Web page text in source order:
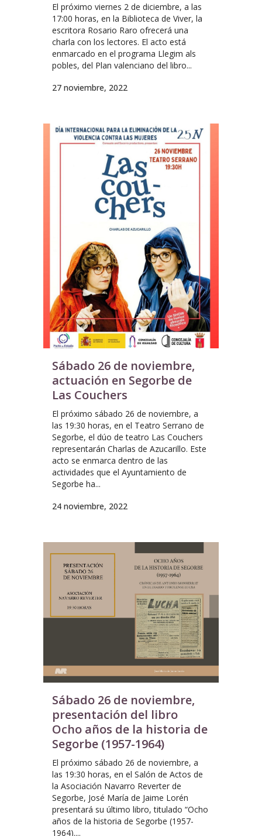
El próximo viernes 2 de diciembre, a las
17:00 horas, en la Biblioteca de Viver, la
escritora Rosario Raro ofrecerá una
charla con los lectores. El acto está
enmarcado en el programa Llegim als
pobles, del Plan valenciano del libro...
27 noviembre, 2022
Sábado 26 de noviembre,
actuación en Segorbe de
Las Couchers
El próximo sábado 26 de noviembre, a
las 19:30 horas, en el Teatro Serrano de
Segorbe, el dúo de teatro Las Couchers
representarán Charlas de Azucarillo. Este
acto se enmarca dentro de las
actividades que el Ayuntamiento de
Segorbe ha...
24 noviembre, 2022
Sábado 26 de noviembre,
presentación del libro
Ocho años de la historia de
Segorbe (1957-1964)
El próximo sábado 26 de noviembre, a
las 19:30 horas, en el Salón de Actos de
la Asociación Navarro Reverter de
Segorbe, José María de Jaime Lorén
presentará su último libro, titulado “Ocho
años de la historia de Segorbe (1957-
1964)....